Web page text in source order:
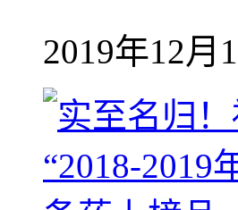
2019年12月